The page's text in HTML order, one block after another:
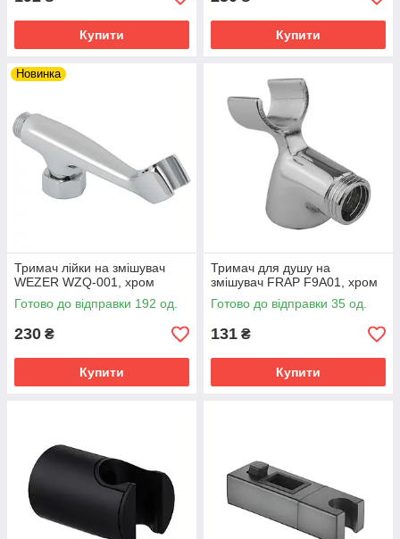
Купити Купити
Новинка
Тримач лійки на змішувач
WEZER WZQ-001, хром
Готово до відправки 192 од.
230 ₴
Купити
Тримач для душу на
змішувач FRAP F9A01, хром
Готово до відправки 35 од.
131 ₴
Купити